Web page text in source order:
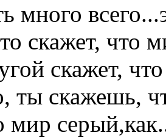
много
скажет, что
скажет,
ты скажешь,
мир